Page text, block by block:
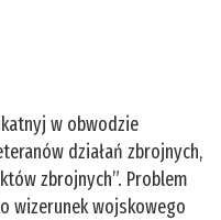
w obwodzie
działań zbrojnych,
zbrojnych”. Problem
wizerunek wojskowego